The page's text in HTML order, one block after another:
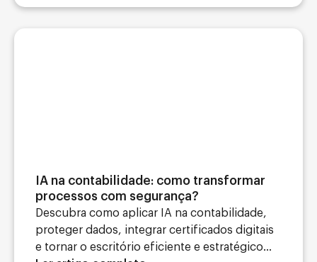
IA na contabilidade: como transformar
processos com segurança?
Descubra como aplicar IA na contabilidade,
proteger dados, integrar certificados digitais
e tornar o escritório eficiente e estratégico...